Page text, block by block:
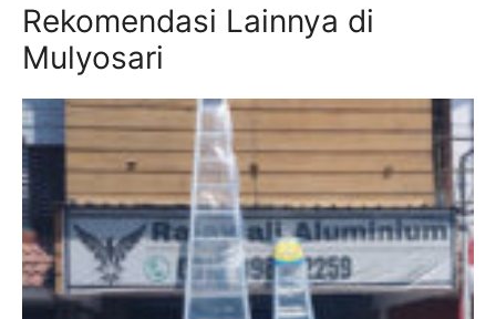
Rekomendasi Lainnya di
Mulyosari